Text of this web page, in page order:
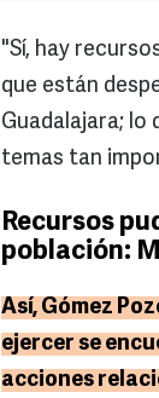
"Sí, hay
que están
Guadalajara; lo
temas tan
Recursos
población:
Así, Gómez
ejercer se
acciones